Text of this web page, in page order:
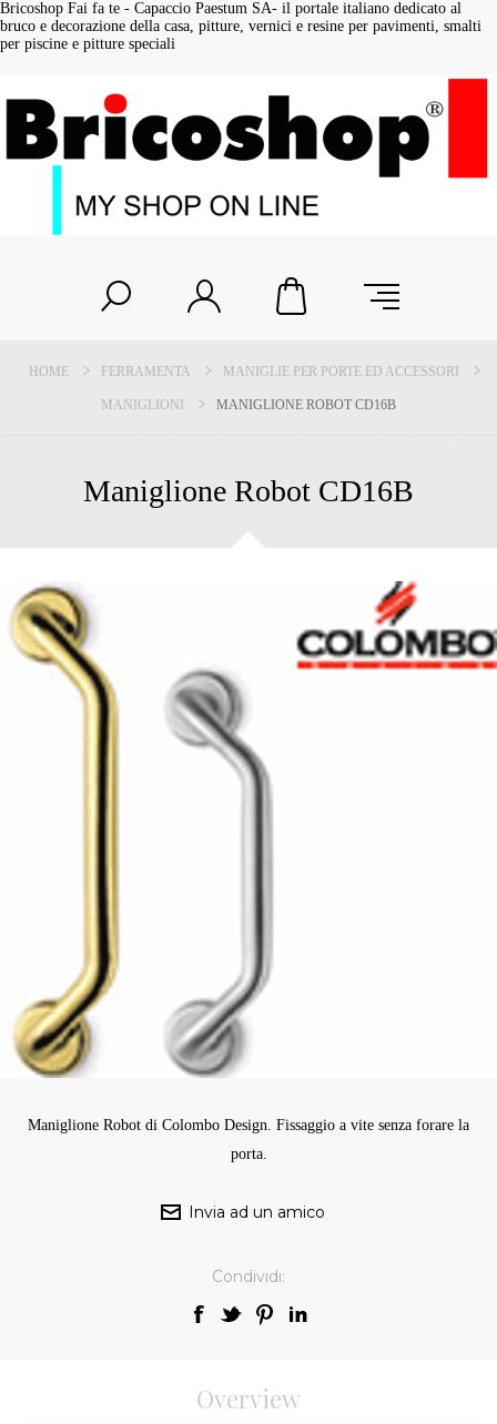
Bricoshop Fai fa te - Capaccio Paestum SA- il portale italiano dedicato al
bruco e decorazione della casa, pitture, vernici e resine per pavimenti, smalti
per piscine e pitture speciali
HOME FERRAMENTA MANIGLIE PER PORTE ED ACCESSORI
MANIGLIONI MANIGLIONE ROBOT CD16B
Maniglione Robot CD16B
Maniglione Robot di Colombo Design. Fissaggio a vite senza forare la
porta.
Condividi:
Overview